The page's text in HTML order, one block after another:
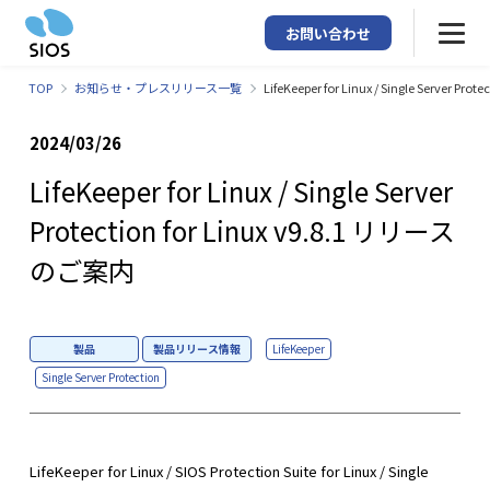
お問い合わせ
TOP お知らせ・プレスリリース一覧 LifeKeeper for Linux / Single Server
2024/03/26
LifeKeeper for Linux / Single Server
Protection for Linux v9.8.1 リリース
のご案内
製品 製品リリース情報
LifeKeeper
Single Server Protection
LifeKeeper for Linux / SIOS Protection Suite for Linux / Single